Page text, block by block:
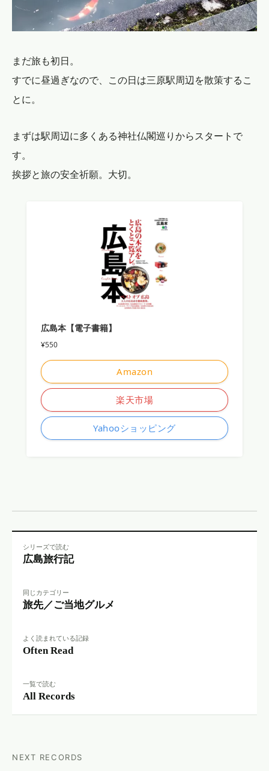
まだ旅も初日。
すでに昼過ぎなので、この日は三原駅周辺を散策するこ
とに。
まずは駅周辺に多くある神社仏閣巡りからスタートで
す。
挨拶と旅の安全祈願。大切。
広島本【電子書籍】
¥550
Amazon
楽天市場
Yahooショッピング
シリーズで読む
広島旅行記
同じカテゴリー
旅先／ご当地グルメ
よく読まれている記録
Often Read
一覧で読む
All Records
NEXT RECORDS